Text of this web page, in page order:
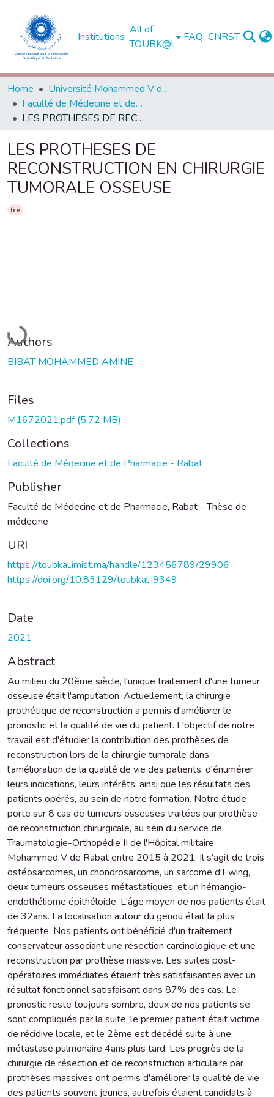
Institutions
All of
TOUBK@l
FAQ CNRST
Home
Université Mohammed V de Rabat
Faculté de Médecine et de Pharmacie - Rabat
LES PROTHESES DE RECONSTRUCTION EN CHIRURGIE TUMORALE OSSEUSE
LES PROTHESES DE
RECONSTRUCTION EN CHIRURGIE
TUMORALE OSSEUSE
fre
Loading...
Authors
BIBAT MOHAMMED AMINE
Files
M1672021.pdf(5.72 MB)
Collections
Faculté de Médecine et de Pharmacie - Rabat
Publisher
Faculté de Médecine et de Pharmacie, Rabat - Thèse de
médecine
URI
https://toubkal.imist.ma/handle/123456789/29906
https://doi.org/10.83129/toubkal-9349
Date
2021
Abstract
Au milieu du 20ème siècle, l'unique traitement d'une tumeur
osseuse était l'amputation. Actuellement, la chirurgie
prothétique de reconstruction a permis d'améliorer le
pronostic et la qualité de vie du patient. L'objectif de notre
travail est d'étudier la contribution des prothèses de
reconstruction lors de la chirurgie tumorale dans
l'amélioration de la qualité de vie des patients, d'énumérer
leurs indications, leurs intérêts, ainsi que les résultats des
patients opérés, au sein de notre formation. Notre étude
porte sur 8 cas de tumeurs osseuses traitées par prothèse
de reconstruction chirurgicale, au sein du service de
Traumatologie-Orthopédie II de l'Hôpital militaire
Mohammed V de Rabat entre 2015 à 2021. Il s'agit de trois
ostéosarcomes, un chondrosarcome, un sarcome d'Ewing,
deux tumeurs osseuses métastatiques, et un hémangio-
endothéliome épithéloide. L'âge moyen de nos patients était
de 32ans. La localisation autour du genou était la plus
fréquente. Nos patients ont bénéficié d'un traitement
conservateur associant une résection carcinologique et une
reconstruction par prothèse massive. Les suites post-
opératoires immédiates étaient très satisfaisantes avec un
résultat fonctionnel satisfaisant dans 87% des cas. Le
pronostic reste toujours sombre, deux de nos patients se
sont compliqués par la suite, le premier patient était victime
de récidive locale, et le 2ème est décédé suite à une
métastase pulmonaire 4ans plus tard. Les progrès de la
chirurgie de résection et de reconstruction articulaire par
prothèses massives ont permis d'améliorer la qualité de vie
des patients souvent jeunes, autrefois étaient candidats à